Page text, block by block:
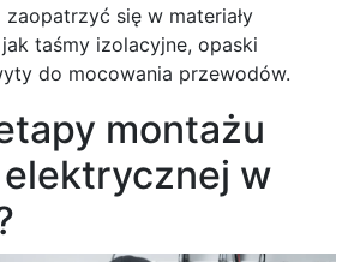
się w materiały
taśmy izolacyjne, opaski
do mocowania przewodów.
montażu
w